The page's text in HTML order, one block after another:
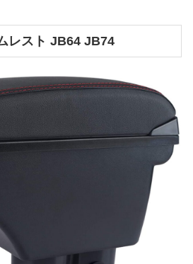
レスト JB64 JB74